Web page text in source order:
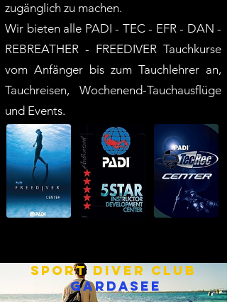
zugänglich zu machen.
Wir bieten alle PADI - TEC - EFR - DAN -
REBREATHER - FREEDIVER Tauchkurse
vom Anfänger bis zum Tauchlehrer an,
Tauchreisen, Wochenend-Tauchausflüge
und Events.
SPORT DIVER Club
GARDASEE